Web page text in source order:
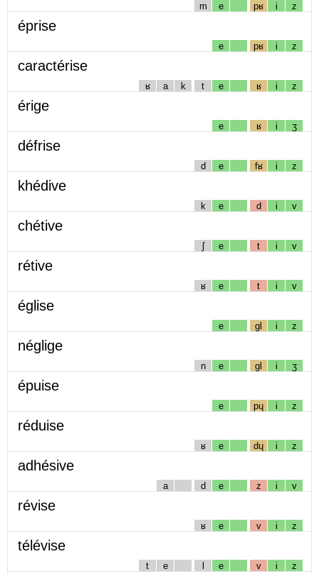
m e pʁ i z
éprise
e pʁ i z
caractérise
ʁ a k t e ʁ i z
érige
e ʁ i ʒ
défrise
d e fʁ i z
khédive
k e d i v
chétive
ʃ e t i v
rétive
ʁ e t i v
église
e gl i z
néglige
n e gl i ʒ
épuise
e pɥ i z
réduise
ʁ e dɥ i z
adhésive
a d e z i v
révise
ʁ e v i z
télévise
t e l e v i z